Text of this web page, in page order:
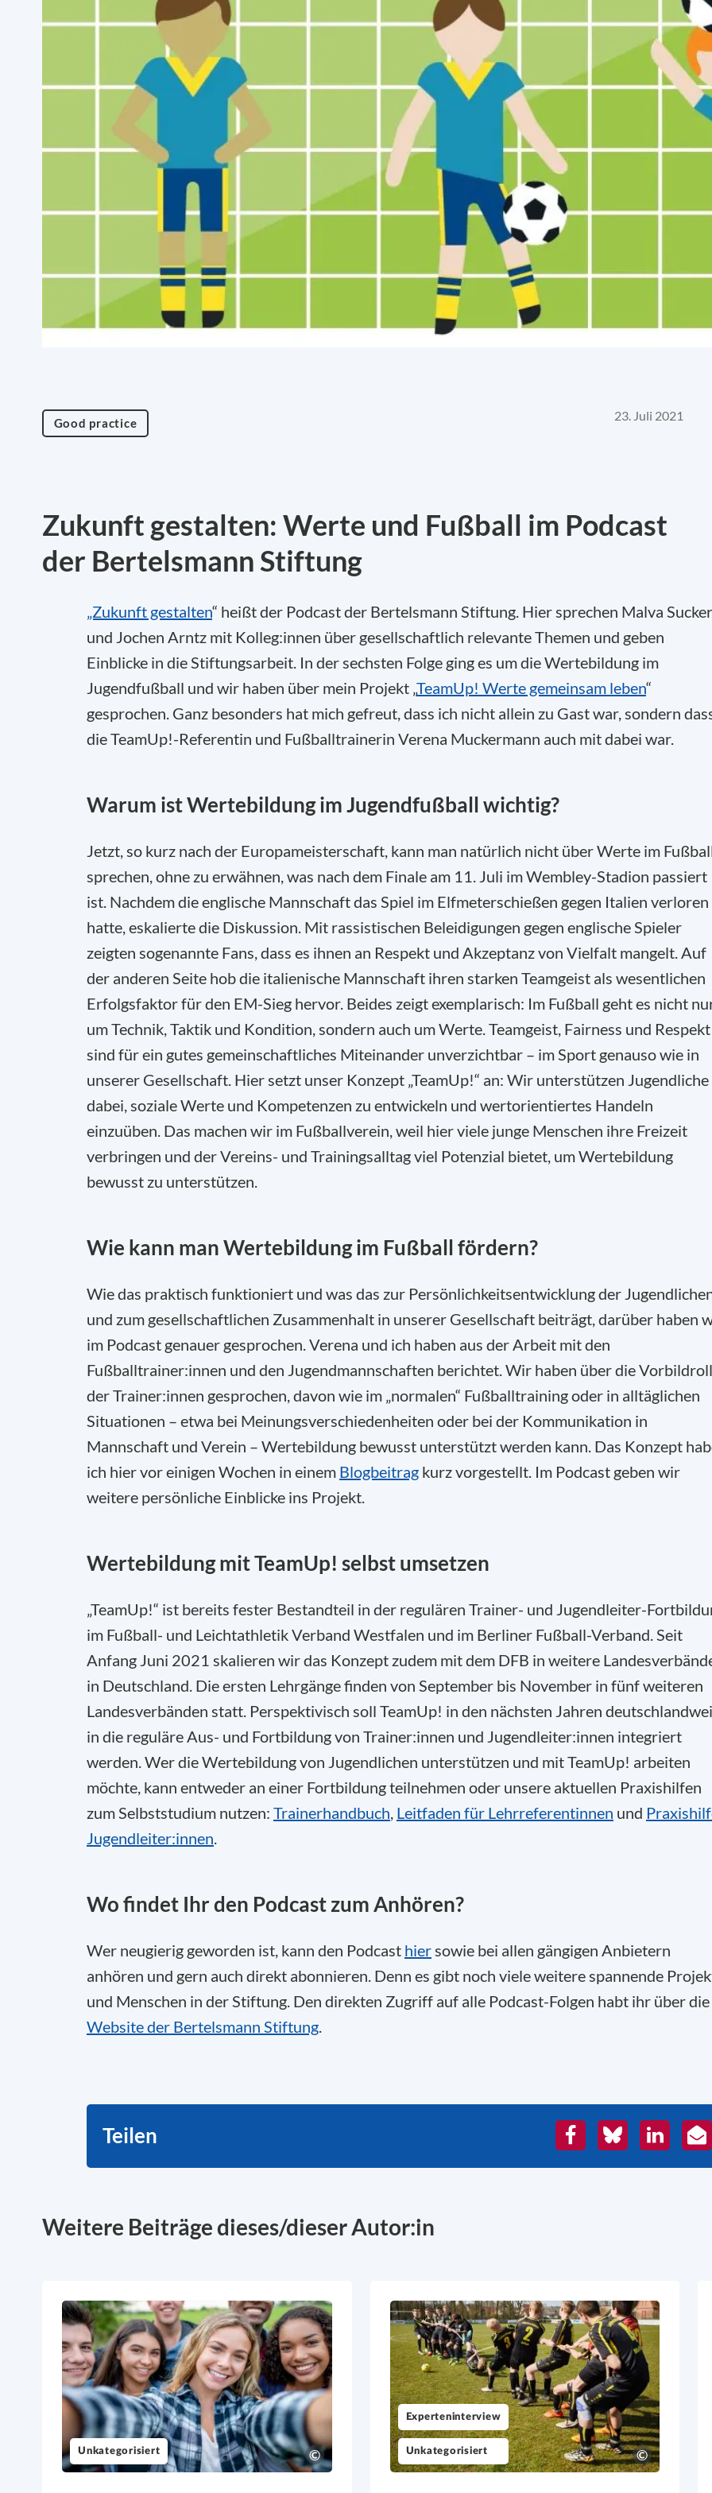
Good practice 23. Juli 2021
Zukunft gestalten: Werte und Fußball im Podcast
der Bertelsmann Stiftung
„Zukunft gestalten“ heißt der Podcast der Bertelsmann Stiftung. Hier sprechen Malva Sucker
und Jochen Arntz mit Kolleg:innen über gesellschaftlich relevante Themen und geben
Einblicke in die Stiftungsarbeit. In der sechsten Folge ging es um die Wertebildung im
Jugendfußball und wir haben über mein Projekt „TeamUp! Werte gemeinsam leben“
gesprochen. Ganz besonders hat mich gefreut, dass ich nicht allein zu Gast war, sondern
die TeamUp!-Referentin und Fußballtrainerin Verena Muckermann auch mit dabei war.
Warum ist Wertebildung im Jugendfußball wichtig?
Jetzt, so kurz nach der Europameisterschaft, kann man natürlich nicht über Werte im
sprechen, ohne zu erwähnen, was nach dem Finale am 11. Juli im Wembley-Stadion passiert
ist. Nachdem die englische Mannschaft das Spiel im Elfmeterschießen gegen Italien verloren
hatte, eskalierte die Diskussion. Mit rassistischen Beleidigungen gegen englische Spieler
zeigten sogenannte Fans, dass es ihnen an Respekt und Akzeptanz von Vielfalt mangelt. Auf
der anderen Seite hob die italienische Mannschaft ihren starken Teamgeist als wesentlichen
Erfolgsfaktor für den EM-Sieg hervor. Beides zeigt exemplarisch: Im Fußball geht es nicht
um Technik, Taktik und Kondition, sondern auch um Werte. Teamgeist, Fairness und Respekt
sind für ein gutes gemeinschaftliches Miteinander unverzichtbar – im Sport genauso wie in
unserer Gesellschaft. Hier setzt unser Konzept „TeamUp!“ an: Wir unterstützen Jugendliche
dabei, soziale Werte und Kompetenzen zu entwickeln und wertorientiertes Handeln
einzuüben. Das machen wir im Fußballverein, weil hier viele junge Menschen ihre Freizeit
verbringen und der Vereins- und Trainingsalltag viel Potenzial bietet, um Wertebildung
bewusst zu unterstützen.
Wie kann man Wertebildung im Fußball fördern?
Wie das praktisch funktioniert und was das zur Persönlichkeitsentwicklung der
und zum gesellschaftlichen Zusammenhalt in unserer Gesellschaft beiträgt, darüber haben
im Podcast genauer gesprochen. Verena und ich haben aus der Arbeit mit den
Fußballtrainer:innen und den Jugendmannschaften berichtet. Wir haben über die
der Trainer:innen gesprochen, davon wie im „normalen“ Fußballtraining oder in alltäglichen
Situationen – etwa bei Meinungsverschiedenheiten oder bei der Kommunikation in
Mannschaft und Verein – Wertebildung bewusst unterstützt werden kann. Das Konzept
ich hier vor einigen Wochen in einem Blogbeitrag kurz vorgestellt. Im Podcast geben wir
weitere persönliche Einblicke ins Projekt.
Wertebildung mit TeamUp! selbst umsetzen
„TeamUp!“ ist bereits fester Bestandteil in der regulären Trainer- und Jugendleiter-
im Fußball- und Leichtathletik Verband Westfalen und im Berliner Fußball-Verband. Seit
Anfang Juni 2021 skalieren wir das Konzept zudem mit dem DFB in weitere
in Deutschland. Die ersten Lehrgänge finden von September bis November in fünf weiteren
Landesverbänden statt. Perspektivisch soll TeamUp! in den nächsten Jahren
in die reguläre Aus- und Fortbildung von Trainer:innen und Jugendleiter:innen integriert
werden. Wer die Wertebildung von Jugendlichen unterstützen und mit TeamUp! arbeiten
möchte, kann entweder an einer Fortbildung teilnehmen oder unsere aktuellen Praxishilfen
zum Selbststudium nutzen: Trainerhandbuch, Leitfaden für Lehrreferentinnen und
Jugendleiter:innen.
Wo findet Ihr den Podcast zum Anhören?
Wer neugierig geworden ist, kann den Podcast hiersowie bei allen gängigen Anbietern
anhören und gern auch direkt abonnieren. Denn es gibt noch viele weitere spannende
und Menschen in der Stiftung. Den direkten Zugriff auf alle Podcast-Folgen habt ihr über die
Website der Bertelsmann Stiftung.
Teilen FacebookBlueskyLinkedIn
E-
Mail
Weitere Beiträge dieses/dieser Autor:in
Unkategorisiert
Experteninterview
Unkategorisiert